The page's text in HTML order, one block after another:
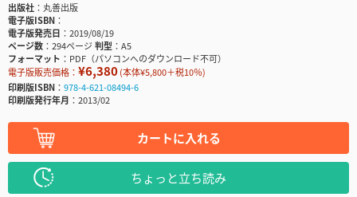
出版社
丸善出版
電子版ISBN
電子版発売日
2019/08/19
ページ数
294ページ判型
A5
フォーマット
PDF（パソコンへのダウンロード不可）
電子版販売価格： ¥6,380(本体¥5,800＋税10％)
印刷版ISBN
978-4-621-08494-6
印刷版発行年月
2013/02
カートに入れる
ちょっと立ち読み